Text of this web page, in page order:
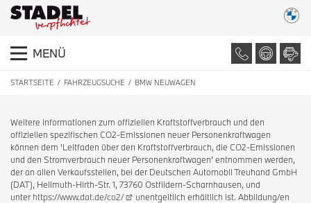
MENÜ
STARTSEITE FAHRZEUGSUCHE BMW NEUWAGEN
Weitere Informationen zum offiziellen Kraftstoffverbrauch und den
offiziellen spezifischen CO2-Emissionen neuer Personenkraftwagen
können dem 'Leitfaden über den Kraftstoffverbrauch, die CO2-Emissionen
und den Stromverbrauch neuer Personenkraftwagen' entnommen werden,
der an allen Verkaufsstellen, bei der Deutschen Automobil Treuhand GmbH
(DAT), Hellmuth-Hirth-Str. 1, 73760 Ostfildern-Scharnhausen, und
unter https://www.dat.de/co2/
unentgeltlich erhältlich ist. Abbildung/en